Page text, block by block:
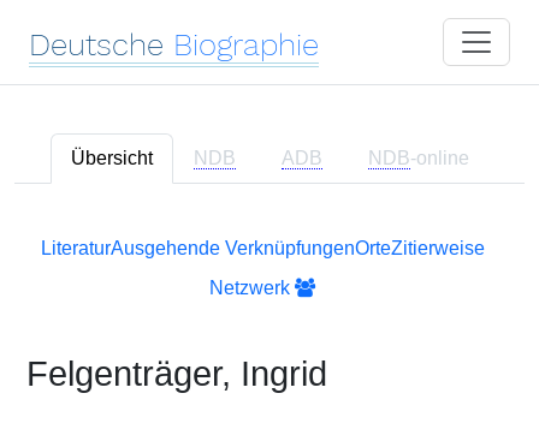
Deutsche Biographie
Übersicht NDB ADB NDB-online
LiteraturAusgehende VerknüpfungenOrteZitierweise
Netzwerk
Felgenträger, Ingrid